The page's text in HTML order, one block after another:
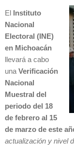
El
Instituto
Nacional
Electoral (INE)
en Michoacán
llevará a cabo
una Verificación
Nacional
Muestral del
periodo del 18
de febrero al 15
de marzo de este
actualización y nivel